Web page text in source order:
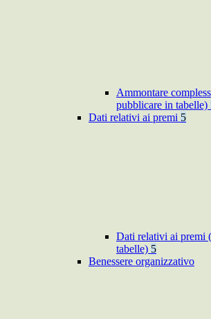
Ammontare
pubblicare in tabelle)
Dati relativi ai premi 5
Dati relativi ai premi
tabelle) 5
Benessere organizzativo